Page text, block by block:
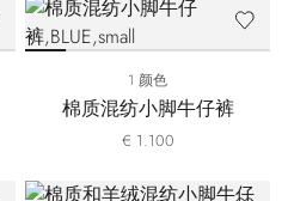
1 颜色
棉质混纺小脚牛仔裤
€ 1.100